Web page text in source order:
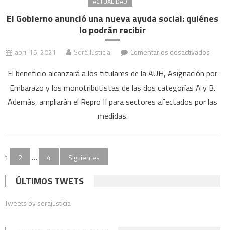
de
El Gobierno anunció una nueva ayuda social: quiénes
lo podrán recibir
abril 15, 2021 Será Justicia Comentarios desactivadosen
una
El beneficio alcanzará a los titulares de la AUH, Asignación por
Embarazo y los monotributistas de las dos categorías A y B.
Además, ampliarán el Repro II para sectores afectados por las
medidas.
Paginación
de
entradas
1 2 … 4 Siguientes
ÚLTIMOS TWETS
Tweets by serajusticia